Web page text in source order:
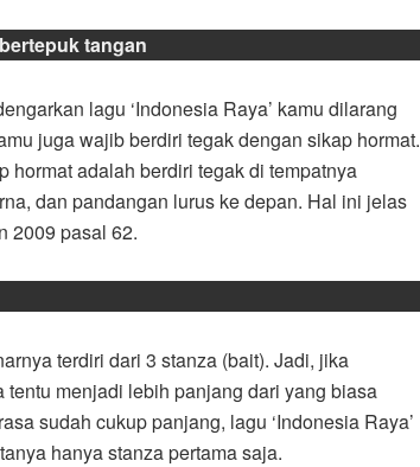
tangan
lagu ‘Indonesia Raya’ kamu dilarang
juga wajib berdiri tegak dengan sikap hormat.
hormat adalah berdiri tegak di tempatnya
dan pandangan lurus ke depan. Hal ini jelas
2009 pasal 62.
terdiri dari 3 stanza (bait). Jadi, jika
menjadi lebih panjang dari yang biasa
sudah cukup panjang, lagu ‘Indonesia Raya’
hanya stanza pertama saja.